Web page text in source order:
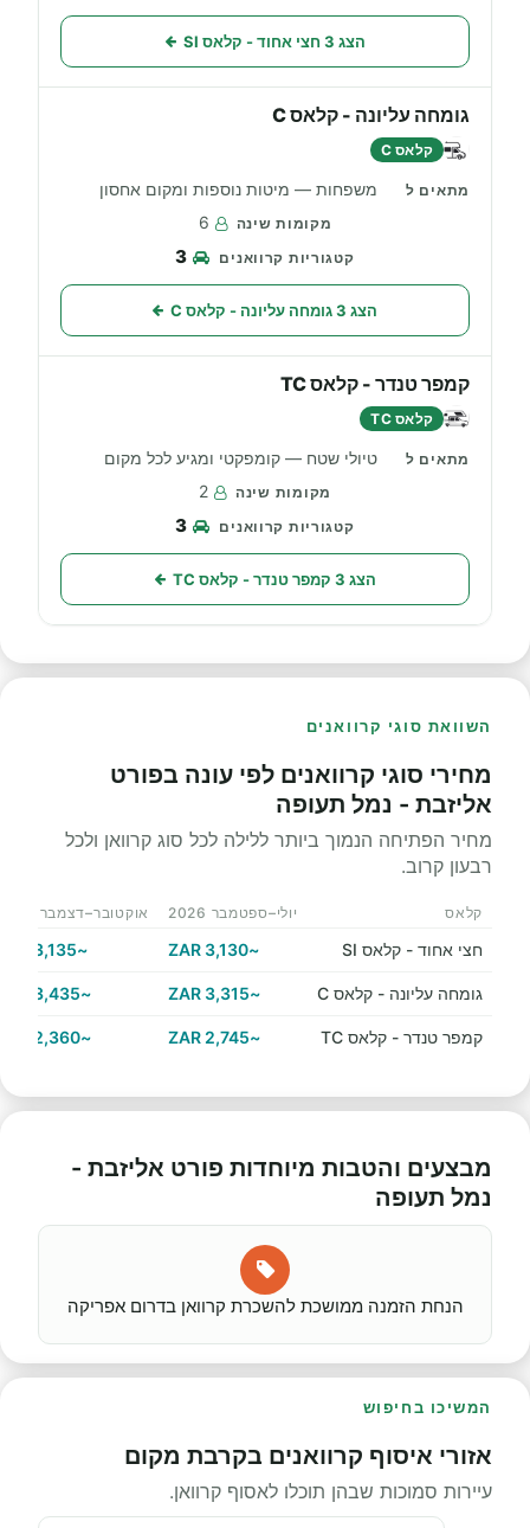
הצג 3 חצי אחוד - קלאס SI
גומחה עליונה - קלאס C
קלאס C
משפחות — מיטות נוספות ומקום אחסון
6
3
הצג 3 גומחה עליונה - קלאס C
קמפר טנדר - קלאס TC
קלאס TC
טיולי שטח — קומפקטי ומגיע לכל מקום
2
3
הצג 3 קמפר טנדר - קלאס TC
השוואת סוגי קרוואנים
מחירי סוגי קרוואנים לפי עונה בפורט
אליזבת - נמל תעופה
מחיר הפתיחה הנמוך ביותר ללילה לכל סוג קרוואן ולכל
רבעון קרוב.
קלאס יולי–ספטמבר 2026 אוקטובר–דצמבר 2026
חצי אחוד - קלאס SI ~3,130 ZAR
~3,135 ZAR
גומחה עליונה - קלאס C ~3,315 ZAR
~3,435 ZAR
קמפר טנדר - קלאס TC ~2,745 ZAR
~2,360 ZAR
מבצעים והטבות מיוחדות פורט אליזבת -
נמל תעופה
הנחת הזמנה ממושכת להשכרת קרוואן בדרום אפריקה
המשיכו בחיפוש
אזורי איסוף קרוואנים בקרבת מקום
עיירות סמוכות שבהן תוכלו לאסוף קרוואן.